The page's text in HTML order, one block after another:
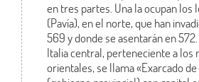
en tres partes. Una la ocupan los
(Pavía), en el norte, que han
569 y donde se asentarán en
Italia central, perteneciente a los
orientales, se llama «Exarcado de